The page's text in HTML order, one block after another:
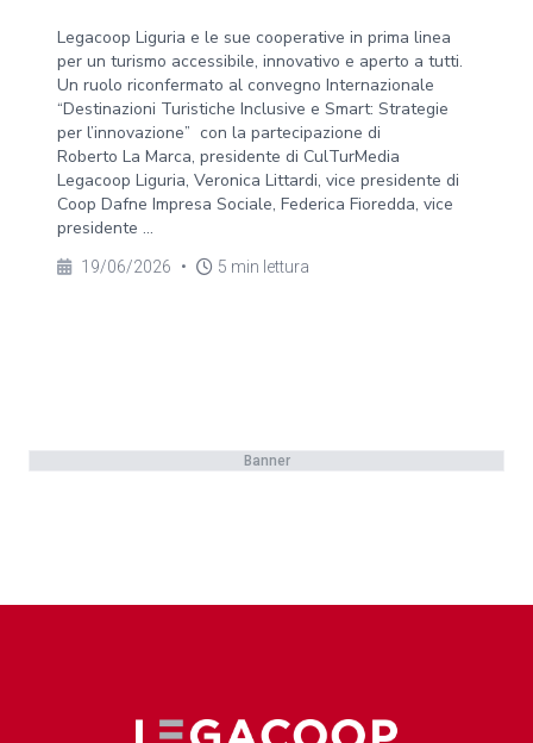
Legacoop Liguria e le sue cooperative in prima linea
per un turismo accessibile, innovativo e aperto a tutti.
Un ruolo riconfermato al convegno Internazionale
“Destinazioni Turistiche Inclusive e Smart: Strategie
per l’innovazione” con la partecipazione di
Roberto La Marca, presidente di CulTurMedia
Legacoop Liguria, Veronica Littardi, vice presidente di
Coop Dafne Impresa Sociale, Federica Fioredda, vice
presidente ...
19/06/2026 • 5 min lettura
Banner